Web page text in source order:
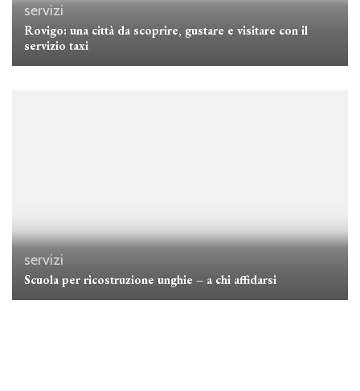
servizi
Rovigo: una città da scoprire, gustare e visitare con il
servizio taxi
servizi
Scuola per ricostruzione unghie – a chi affidarsi